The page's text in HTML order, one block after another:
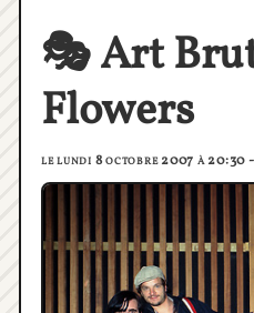
🎭 Art
Flowers
le lundi 8 octobre 2007 à 20:30